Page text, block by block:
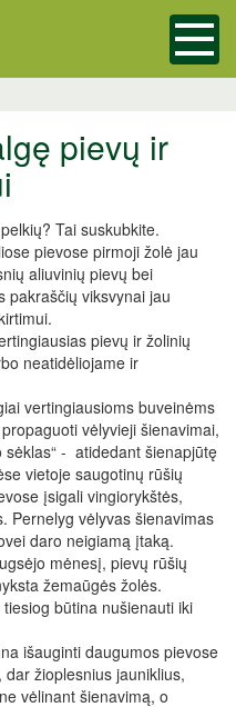
pievų ir
Tai suskubkite.
pievose pirmoji žolė jau
aliuvinių pievų bei
pakraščių viksvynai jau
pievų ir žolinių
neatidėliojame ir
vertingiausioms buveinėms
vėlyvieji šienavimai,
- atidedant šienapjūtę
vietoje saugotinų rūšių
įsigali vingiorykštės,
Pernelyg vėlyvas šienavimas
daro neigiamą įtaką.
mėnesį, pievų rūšių
žemaūgės žolės.
būtina nušienauti iki
išauginti daugumos pievose
žioplesnius jauniklius,
vėlinant šienavimą, o